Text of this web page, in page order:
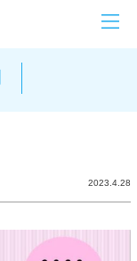
2023.4.28